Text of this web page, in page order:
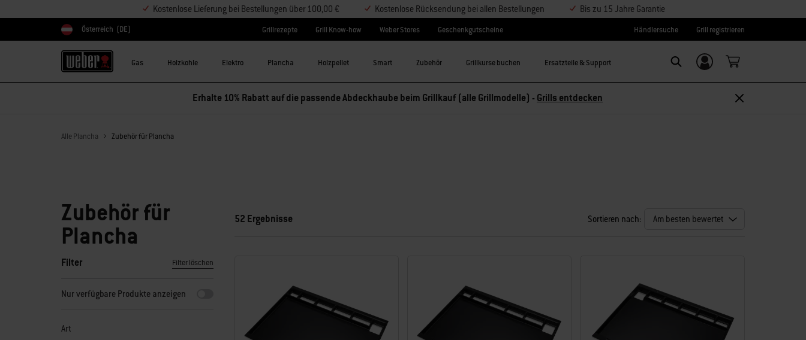
Kostenlose Lieferung bei Bestellungen über 100,00 € Kostenlose Rücksendung bei allen Bestellungen Bis zu 15 Jahre Garantie
Land auswählen
Österreich (DE) Grillrezepte Grill Know-how Weber Stores Geschenkgutscheine Händlersuche Grill registrieren
Gas Holzkohle Elektro Plancha Holzpellet Smart Zubehör Grillkurse buchen Ersatzteile & Support
Einloggen/
Weber-ID
Erhalte 10% Rabatt auf die passende Abdeckhaube beim Grillkauf (alle Grillmodelle) - Grills entdecken
Alle Plancha Zubehör für Plancha
Zubehör für
Plancha
Filter
Durch Auswahl eines beliebigen Filters wird die Seite mit neuen Ergebnissen aktualisiert.
Filter löschen
Nur verfügbare Produkte anzeigen
Art
52 Ergebnisse Sortieren nach: